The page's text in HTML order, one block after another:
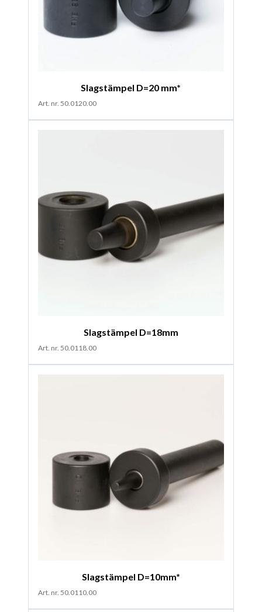
Slagstämpel D=20 mm*
Art. nr. 50.0120.00
Slagstämpel D=18mm
Art. nr. 50.0118.00
Slagstämpel D=10mm*
Art. nr. 50.0110.00